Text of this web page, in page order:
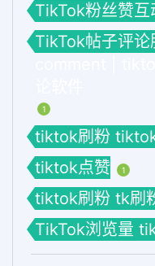
TikTok粉丝赞互
TikTok帖子评
1
tiktok刷粉
tiktok点赞 1
tiktok刷粉 tk刷
TikTok浏览量